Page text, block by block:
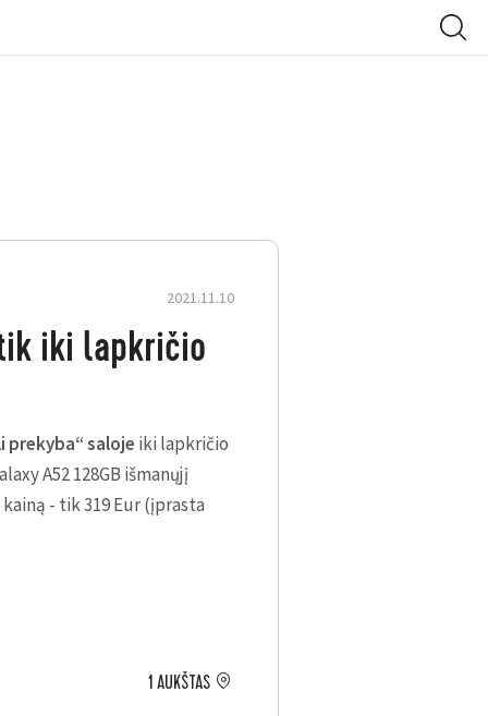
2021.11.10
tik iki lapkričio
prekyba“ saloje iki lapkričio
A52 128GB išmanųjį
- tik 319 Eur (įprasta
1 AUKŠTAS